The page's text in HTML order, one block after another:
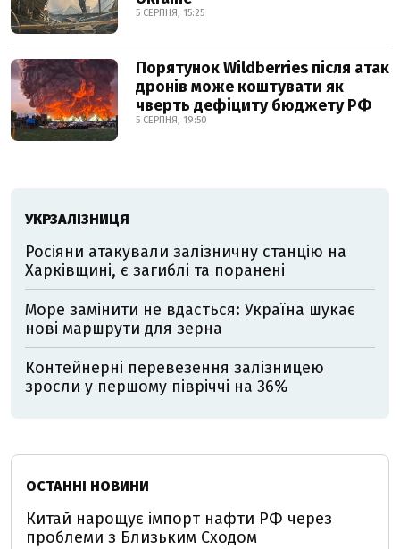
5 СЕРПНЯ, 15:25
Порятунок Wildberries після атак
дронів може коштувати як
чверть дефіциту бюджету РФ
5 СЕРПНЯ, 19:50
УКРЗАЛІЗНИЦЯ
Росіяни атакували залізничну станцію на
Харківщині, є загиблі та поранені
Море замінити не вдасться: Україна шукає
нові маршрути для зерна
Контейнерні перевезення залізницею
зросли у першому півріччі на 36%
ОСТАННІ НОВИНИ
Китай нарощує імпорт нафти РФ через
проблеми з Близьким Сходом